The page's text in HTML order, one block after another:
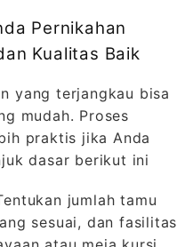
Pernikahan
Kualitas Baik
yang terjangkau bisa
mudah. Proses
praktis jika Anda
dasar berikut ini
jumlah tamu
sesuai, dan fasilitas